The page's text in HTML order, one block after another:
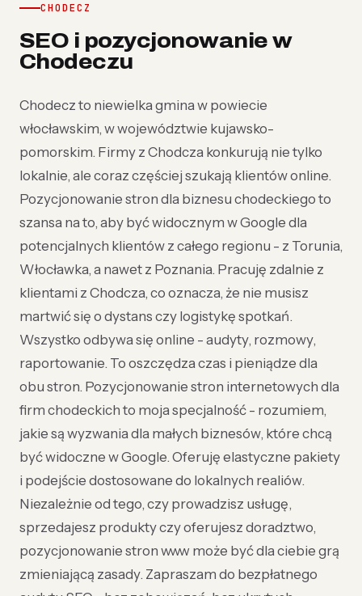
CHODECZ
SEO i pozycjonowanie w
Chodeczu
Chodecz to niewielka gmina w powiecie
włocławskim, w województwie kujawsko-
pomorskim. Firmy z Chodcza konkurują nie tylko
lokalnie, ale coraz częściej szukają klientów online.
Pozycjonowanie stron dla biznesu chodeckiego to
szansa na to, aby być widocznym w Google dla
potencjalnych klientów z całego regionu - z Torunia,
Włocławka, a nawet z Poznania. Pracuję zdalnie z
klientami z Chodcza, co oznacza, że nie musisz
martwić się o dystans czy logistykę spotkań.
Wszystko odbywa się online - audyty, rozmowy,
raportowanie. To oszczędza czas i pieniądze dla
obu stron. Pozycjonowanie stron internetowych dla
firm chodeckich to moja specjalność - rozumiem,
jakie są wyzwania dla małych biznesów, które chcą
być widoczne w Google. Oferuję elastyczne pakiety
i podejście dostosowane do lokalnych realiów.
Niezależnie od tego, czy prowadzisz usługę,
sprzedajesz produkty czy oferujesz doradztwo,
pozycjonowanie stron www może być dla ciebie grą
zmieniającą zasady. Zapraszam do bezpłatnego